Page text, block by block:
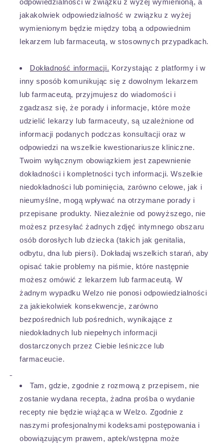
odpowiedzialności w związku z wyżej wymienioną, a
jakakolwiek odpowiedzialność w związku z wyżej
wymienionym będzie między tobą a odpowiednim
lekarzem lub farmaceutą, w stosownych przypadkach.
Dokładność informacji. Korzystając z platformy i w
inny sposób komunikując się z dowolnym lekarzem
lub farmaceutą, przyjmujesz do wiadomości i
zgadzasz się, że porady i informacje, które może
udzielić lekarzy lub farmaceuty, są uzależnione od
informacji podanych podczas konsultacji oraz w
odpowiedzi na wszelkie kwestionariusze kliniczne.
Twoim wyłącznym obowiązkiem jest zapewnienie
dokładności i kompletności tych informacji. Wszelkie
niedokładności lub pominięcia, zarówno celowe, jak i
nieumyślne, mogą wpływać na otrzymane porady i
przepisane produkty. Niezależnie od powyższego, nie
możesz przesyłać żadnych zdjęć intymnego obszaru
osób dorosłych lub dziecka (takich jak genitalia,
odbytu, dna lub piersi). Dokładaj wszelkich starań, aby
opisać takie problemy na piśmie, które następnie
możesz omówić z lekarzem lub farmaceutą. W
żadnym wypadku Welzo nie ponosi odpowiedzialności
za jakiekolwiek konsekwencje, zarówno
bezpośrednich lub pośrednich, wynikające z
niedokładnych lub niepełnych informacji
dostarczonych przez Ciebie leśniczce lub
farmaceucie.
Tam, gdzie, zgodnie z rozmową z przepisem, nie
zostanie wydana recepta, żadna prośba o wydanie
recepty nie będzie wiążąca w Welzo. Zgodnie z
naszymi profesjonalnymi kodeksami postępowania i
obowiązującym prawem, aptek/wstępna może